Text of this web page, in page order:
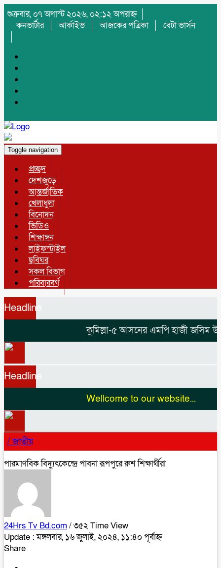
শুক্রবার, ০৭ অগাস্ট ২০২৬, ০২:১২ অপরাহ্ন
কনভার্টার
আর্কাইভ আজকের পত্রিকা বেটা ভার্সন
Toggle navigation
প্রচ্ছদ
দেশজুড়ে
আন্তর্জাতিক
খেলাধুলা
বিনোদন
ভিডিও
শিক্ষাঙ্গন
লাইফস্টাইল
ছবিঘর
সকল বিভাগ
পরিবারবর্গ
Headline
কুমিল্লা-৫ আসনের এমপি হাজী জসিম
Headline
Wellcome to our website...
/জাতীয়
পারমাণবিক বিদ্যুৎকেন্দ্রে পাবনা রূপপুরে রুশ শিক্ষার্থীরা
24Hrs Tv Bd.com / ৩৫২ Time View
Update : মঙ্গলবার, ১৬ জুলাই, ২০২৪, ১১:৪০ পূর্বাহ্ন
Share